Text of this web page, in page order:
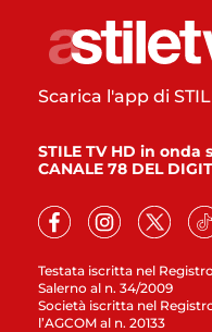
Testata iscritta nel
Salerno al n. 34/2009
Società iscritta nel
l’AGCOM al n. 20133
Scarica l'app di
STILE TV HD in onda
CANALE 78 DEL